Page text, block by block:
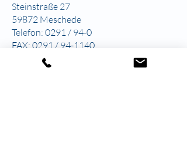
Steinstraße 27
59872 Meschede
Telefon: 0291 / 94-0
FAX: 0291 / 94-1140
http://m.hochsauerlandkreis.de/startseit
e/impressum.php